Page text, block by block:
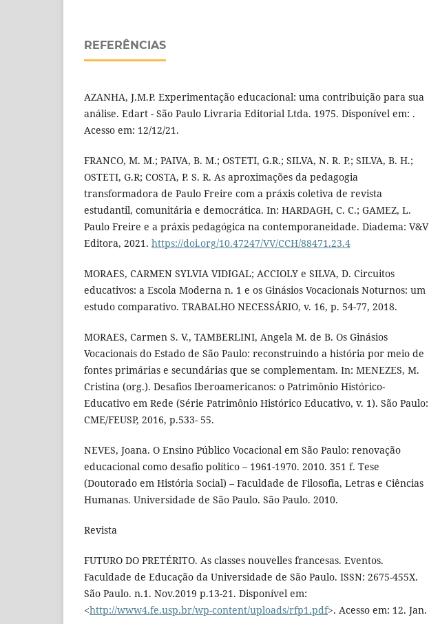
REFERÊNCIAS
AZANHA, J.M.P. Experimentação educacional: uma contribuição para sua
análise. Edart - São Paulo Livraria Editorial Ltda. 1975. Disponível em: .
Acesso em: 12/12/21.
FRANCO, M. M.; PAIVA, B. M.; OSTETI, G.R.; SILVA, N. R. P.; SILVA, B. H.;
OSTETI, G.R; COSTA, P. S. R. As aproximações da pedagogia
transformadora de Paulo Freire com a práxis coletiva de revista
estudantil, comunitária e democrática. In: HARDAGH, C. C.; GAMEZ, L.
Paulo Freire e a práxis pedagógica na contemporaneidade. Diadema: V&V
Editora, 2021. https://doi.org/10.47247/VV/CCH/88471.23.4
MORAES, CARMEN SYLVIA VIDIGAL; ACCIOLY e SILVA, D. Circuitos
educativos: a Escola Moderna n. 1 e os Ginásios Vocacionais Noturnos: um
estudo comparativo. TRABALHO NECESSÁRIO, v. 16, p. 54-77, 2018.
MORAES, Carmen S. V., TAMBERLINI, Angela M. de B. Os Ginásios
Vocacionais do Estado de São Paulo: reconstruindo a história por meio de
fontes primárias e secundárias que se complementam. In: MENEZES, M.
Cristina (org.). Desafios Iberoamericanos: o Patrimônio Histórico-
Educativo em Rede (Série Patrimônio Histórico Educativo, v. 1). São Paulo:
CME/FEUSP, 2016, p.533- 55.
NEVES, Joana. O Ensino Público Vocacional em São Paulo: renovação
educacional como desafio político – 1961-1970. 2010. 351 f. Tese
(Doutorado em História Social) – Faculdade de Filosofia, Letras e Ciências
Humanas. Universidade de São Paulo. São Paulo. 2010.
Revista
FUTURO DO PRETÉRITO. As classes nouvelles francesas. Eventos.
Faculdade de Educação da Universidade de São Paulo. ISSN: 2675-455X.
São Paulo. n.1. Nov.2019 p.13-21. Disponível em:
<http://www4.fe.usp.br/wp-content/uploads/rfp1.pdf>. Acesso em: 12. Jan.